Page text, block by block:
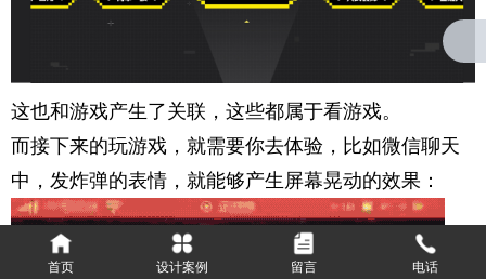
这也和游戏产生了关联，这些都属于看游戏。
而接下来的玩游戏，就需要你去体验，比如微信聊天
中，发炸弹的表情，就能够产生屏幕晃动的效果：
首页 设计案例 留言 电话